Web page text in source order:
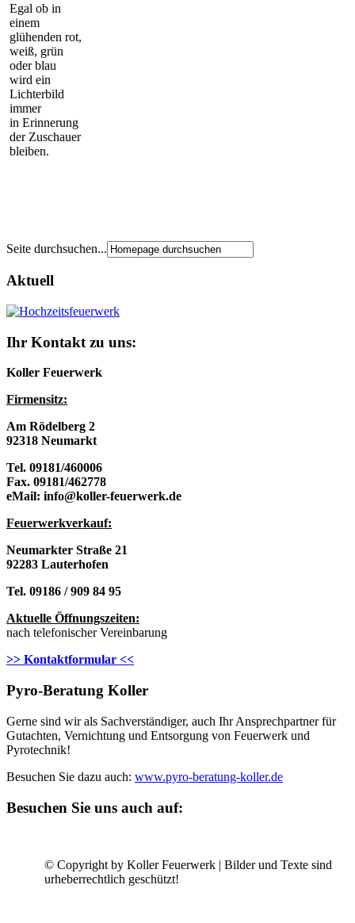
Egal ob in
einem
glühenden rot,
weiß, grün
oder blau
wird ein
Lichterbild
immer
in Erinnerung
der Zuschauer
bleiben.
Seite durchsuchen...
Aktuell
Ihr Kontakt zu uns:
Koller Feuerwerk
Firmensitz:
Am Rödelberg 2
92318 Neumarkt
Tel. 09181/460006
Fax. 09181/462778
eMail: info@koller-feuerwerk.de
Feuerwerkverkauf:
Neumarkter Straße 21
92283 Lauterhofen
Tel. 09186 / 909 84 95
Aktuelle Öffnungszeiten:
nach telefonischer Vereinbarung
>> Kontaktformular <<
Pyro-Beratung Koller
Gerne sind wir als Sachverständiger, auch Ihr Ansprechpartner für
Gutachten, Vernichtung und Entsorgung von Feuerwerk und
Pyrotechnik!
Besuchen Sie dazu auch: www.pyro-beratung-koller.de
Besuchen Sie uns auch auf:
© Copyright by Koller Feuerwerk | Bilder und Texte sind
urheberrechtlich geschützt!